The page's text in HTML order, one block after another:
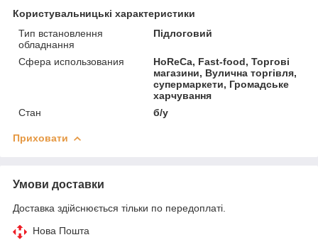
Користувальницькі характеристики
Тип встановлення
обладнання
Підлоговий
Сфера использования
HoReCa, Fast-food, Торгові
магазини, Вулична торгівля,
супермаркети, Громадське
харчування
Стан
б/у
Приховати
Умови доставки
Доставка здійснюється тільки по передоплаті.
Нова Пошта